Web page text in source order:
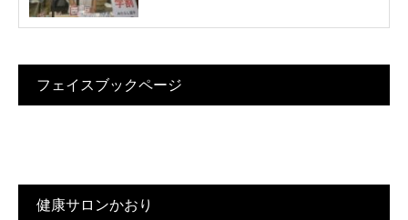
フェイスブックページ
健康サロンかおり